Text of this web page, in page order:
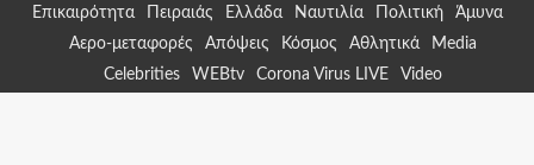
Επικαιρότητα Πειραιάς Ελλάδα Ναυτιλία Πολιτική
Άμυνα
Αερο-μεταφορές
Απόψεις Κόσμος Αθλητικά
Media
Celebrities
WEBtv Corona Virus LIVE Video